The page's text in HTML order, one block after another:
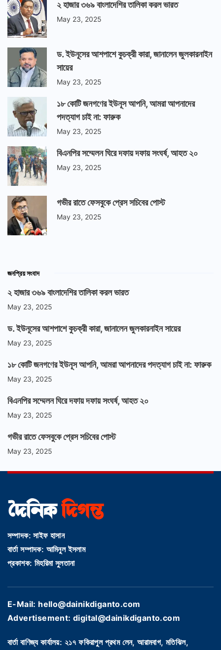
২ হাজার ৩৬৯ বাংলাদেশির তালিকা করল ভারত
May 23, 2025
ড. ইউনূসের আশপাশে কুচক্রী কারা, জানালেন জুলকারনাইন
সায়ের
May 23, 2025
১৮ কোটি জনগণের ইউনূস আপনি, আমরা আপনাদের
পদত্যাগ চাই না: ফারুক
May 23, 2025
বিএনপির সম্মেলন ঘিরে দফায় দফায় সংঘর্ষ, আহত ২০
May 23, 2025
গভীর রাতে ফেসবুকে প্রেস সচিবের পোস্ট
May 23, 2025
জনপ্রিয় সংবাদ
২ হাজার ৩৬৯ বাংলাদেশির তালিকা করল ভারত
May 23, 2025
ড. ইউনূসের আশপাশে কুচক্রী কারা, জানালেন জুলকারনাইন সায়ের
May 23, 2025
১৮ কোটি জনগণের ইউনূস আপনি, আমরা আপনাদের পদত্যাগ চাই না: ফারুক
May 23, 2025
বিএনপির সম্মেলন ঘিরে দফায় দফায় সংঘর্ষ, আহত ২০
May 23, 2025
গভীর রাতে ফেসবুকে প্রেস সচিবের পোস্ট
May 23, 2025
সম্পাদক: সাইফ হাসান
বার্তা সম্পাদক: আমিনুল ইসলাম
প্রকাশক: মিহরিমা সুলতানা
E-Mail: hello@dainikdiganto.com
Advertisement: digital@dainikdiganto.com
বার্তা বাণিজ্য কার্যালয়: ২১৭ ফকিরাপুল প্রথম লেন, আরামবাগ, মতিঝিল,